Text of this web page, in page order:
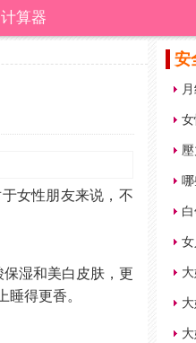
算器
女性朋友来说，不
湿和美白皮肤，更
得更香。
安